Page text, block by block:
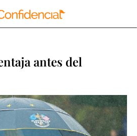
antes del